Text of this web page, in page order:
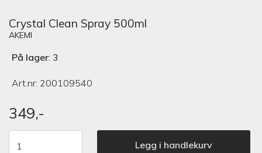
Crystal Clean Spray 500ml
AKEMI
På lager: 3
Art.nr: 200109540
349,-
Legg i handlekurv